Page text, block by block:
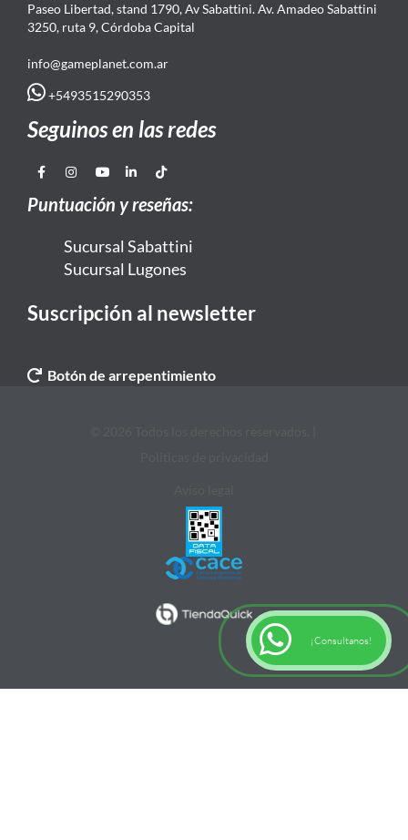
Paseo Libertad, stand 1790, Av Sabattini. Av. Amadeo Sabattini
3250, ruta 9, Córdoba Capital
info@gameplanet.com.ar
+5493515290353
Seguinos en las redes
Puntuación y reseñas:
Sucursal Sabattini
Sucursal Lugones
Suscripción al newsletter
Botón de arrepentimiento
¡Consultanos!